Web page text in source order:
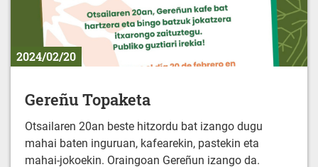
2024/02/20
Gereñu Topaketa
Otsailaren 20an beste hitzordu bat izango dugu
mahai baten inguruan, kafearekin, pastekin eta
mahai-jokoekin. Oraingoan Gereñun izango da.